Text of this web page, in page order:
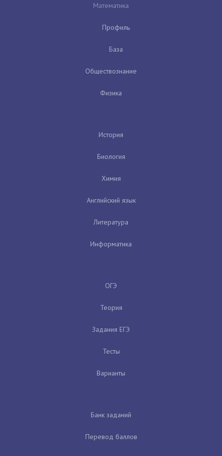
Математика
Профиль
База
Обществознание
Физика
История
Биология
Химия
Английский язык
Литература
Информатика
ОГЭ
Теория
Задания ЕГЭ
Тесты
Варианты
Банк заданий
Перевод баллов